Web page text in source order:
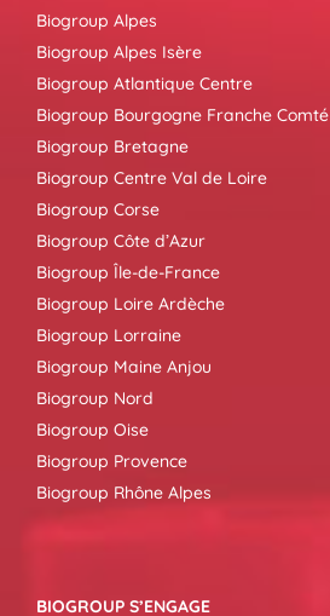
Biogroup Alpes
Biogroup Alpes Isère
Biogroup Atlantique Centre
Biogroup Bourgogne Franche Comté
Biogroup Bretagne
Biogroup Centre Val de Loire
Biogroup Corse
Biogroup Côte d’Azur
Biogroup Île-de-France
Biogroup Loire Ardèche
Biogroup Lorraine
Biogroup Maine Anjou
Biogroup Nord
Biogroup Oise
Biogroup Provence
Biogroup Rhône Alpes
BIOGROUP S’ENGAGE